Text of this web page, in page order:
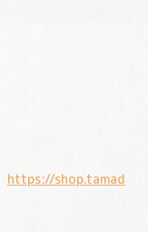
https://shop.tamad